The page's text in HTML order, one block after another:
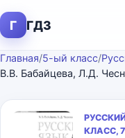
Г ГДЗ
Главная/5-ый класс/
КЛАСС,